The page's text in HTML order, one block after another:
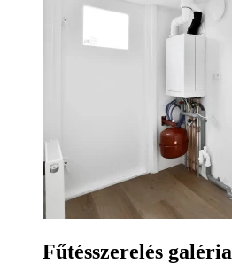
Fűtésszerelés galéria